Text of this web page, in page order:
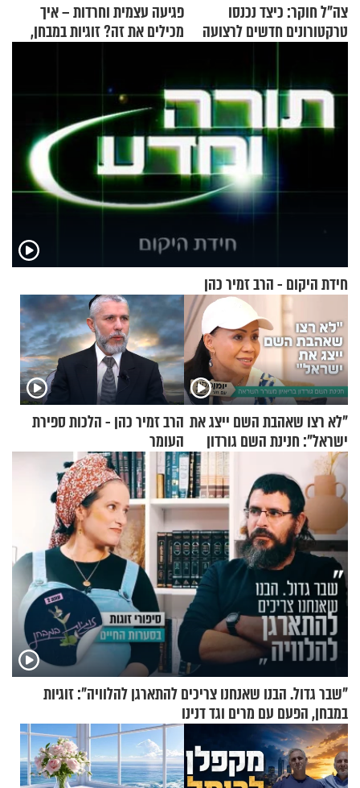
צה"ל חוקר: כיצד נכנסו
טרקטורונים חדשים לרצועה
פגיעה עצמית וחרדות – איך
מכילים את זה? זוגיות במבחן,
חידת היקום - הרב זמיר כהן
"לא רצו שאהבת השם ייצג את
ישראל": חנינת השם גורדון
בריאיון מעורר השראה
הרב זמיר כהן - הלכות ספירת
העומר
"שבר גדול. הבנו שאנחנו צריכים להתארגן להלוויה": זוגיות
במבחן, הפעם עם מרים וגד דנינו